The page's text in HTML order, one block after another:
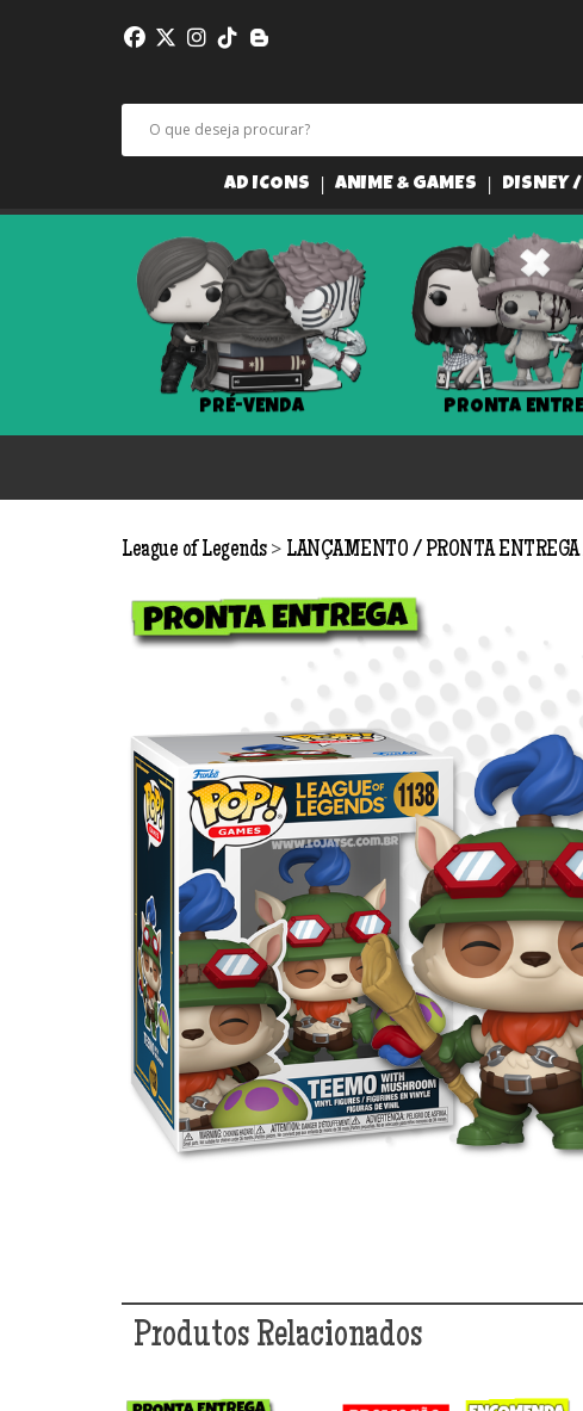
AD ICONS ANIME & GAMES DISNEY
PRÉ-VENDA PRONTA
League of Legends > LANÇAMENTO PRONTA ENTREGA
Produtos Relacionados